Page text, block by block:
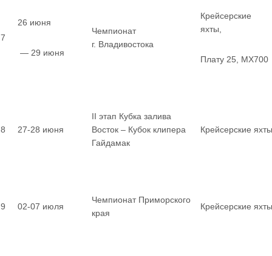
7
26 июня
— 29 июня
Чемпионат
г. Владивостока
Крейсерские
яхты,
Плату 25, MX700
8 27-28 июня
II этап Кубка залива
Восток – Кубок клипера
Гайдамак
Крейсерские яхты
9 02-07 июля
Чемпионат Приморского
края
Крейсерские яхты